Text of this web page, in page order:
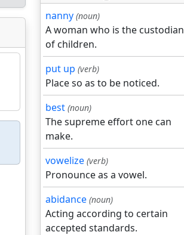
nanny (noun)
A woman who is the custodian
of children.
put up (verb)
Place so as to be noticed.
best (noun)
The supreme effort one can
make.
vowelize (verb)
Pronounce as a vowel.
abidance (noun)
Acting according to certain
accepted standards.